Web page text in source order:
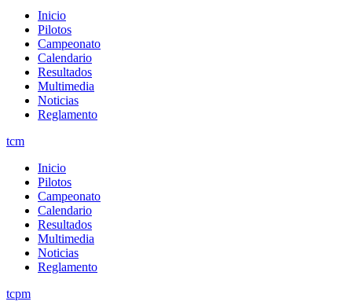
Inicio
Pilotos
Campeonato
Calendario
Resultados
Multimedia
Noticias
Reglamento
tcm
Inicio
Pilotos
Campeonato
Calendario
Resultados
Multimedia
Noticias
Reglamento
tcpm